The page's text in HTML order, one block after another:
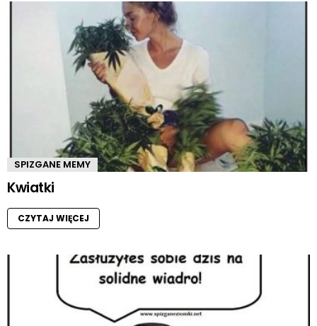
SPIZGANE MEMY
Kwiatki
CZYTAJ WIĘCEJ